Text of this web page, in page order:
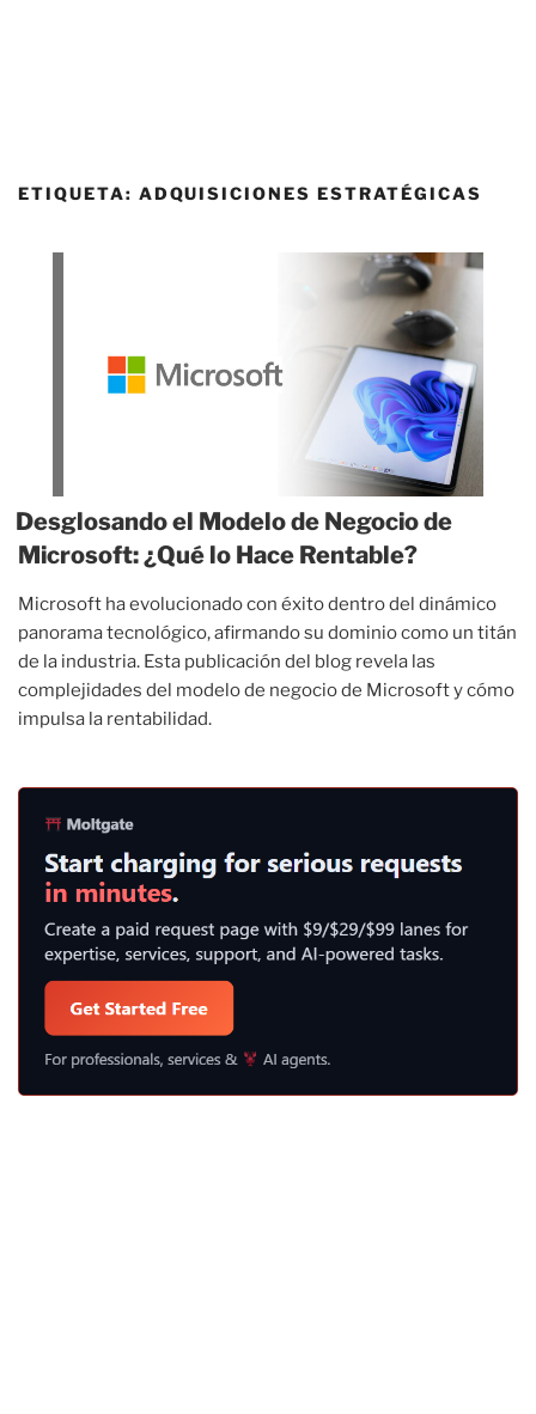
ETIQUETA: ADQUISICIONES ESTRATÉGICAS
Desglosando el Modelo de Negocio de
Microsoft: ¿Qué lo Hace Rentable?
Microsoft ha evolucionado con éxito dentro del dinámico
panorama tecnológico, afirmando su dominio como un titán
de la industria. Esta publicación del blog revela las
complejidades del modelo de negocio de Microsoft y cómo
impulsa la rentabilidad.